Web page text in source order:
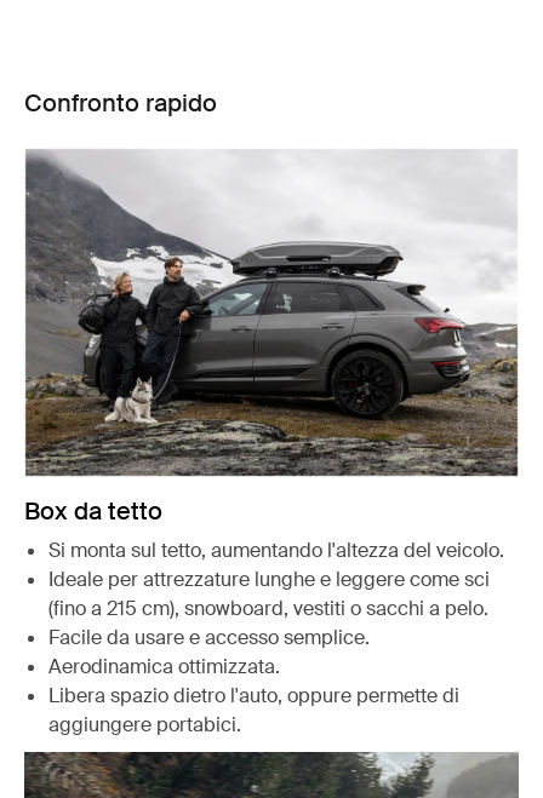
Confronto rapido
Box da tetto
Si monta sul tetto, aumentando l'altezza del veicolo.
Ideale per attrezzature lunghe e leggere come sci
(fino a 215 cm), snowboard, vestiti o sacchi a pelo.
Facile da usare e accesso semplice.
Aerodinamica ottimizzata.
Libera spazio dietro l'auto, oppure permette di
aggiungere portabici.